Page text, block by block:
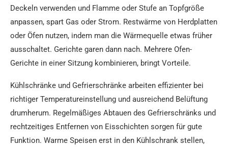
Deckeln verwenden und Flamme oder Stufe an Topfgröße
anpassen, spart Gas oder Strom. Restwärme von Herdplatten
oder Öfen nutzen, indem man die Wärmequelle etwas früher
ausschaltet. Gerichte garen dann nach. Mehrere Ofen-
Gerichte in einer Sitzung kombinieren, bringt Vorteile.
Kühlschränke und Gefrierschränke arbeiten effizienter bei
richtiger Temperatureinstellung und ausreichend Belüftung
drumherum. Regelmäßiges Abtauen des Gefrierschränks und
rechtzeitiges Entfernen von Eisschichten sorgen für gute
Funktion. Warme Speisen erst in den Kühlschrank stellen,